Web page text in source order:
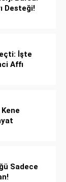
Desteği!
İşte
Affı
Sadece